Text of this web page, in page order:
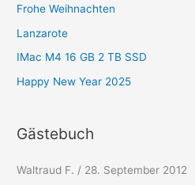
n
Frohe Weihnachten
Lanzarote
IMac M4 16 GB 2 TB SSD
Happy New Year 2025
Gästebuch
Waltraud F. / 28. September 2012
Karl-Heinz Boeck/1. Mai 2012